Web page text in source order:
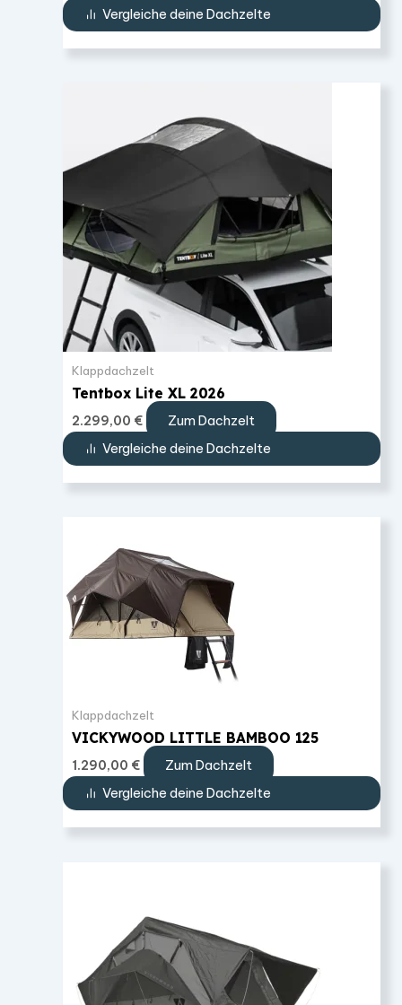
Vergleiche deine Dachzelte
Klappdachzelt
Tentbox Lite XL 2026
2.299,00 €
Zum Dachzelt
Vergleiche deine Dachzelte
Klappdachzelt
VICKYWOOD LITTLE BAMBOO 125
1.290,00 €
Zum Dachzelt
Vergleiche deine Dachzelte